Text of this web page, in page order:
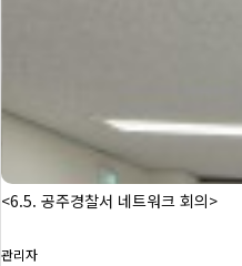
<6.5. 공주경찰서 네트워크 회의>
관리자